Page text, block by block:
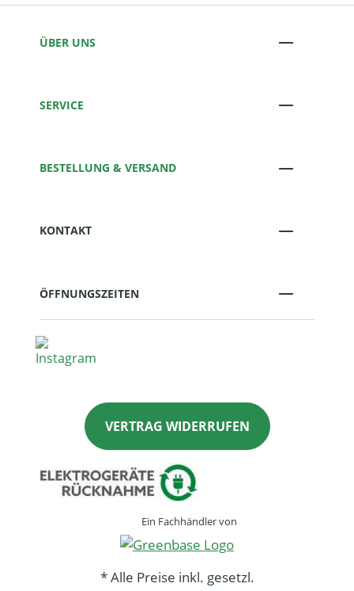
ÜBER UNS
SERVICE
BESTELLUNG & VERSAND
KONTAKT
ÖFFNUNGSZEITEN
VERTRAG WIDERRUFEN
Ein Fachhändler von
* Alle Preise inkl. gesetzl.